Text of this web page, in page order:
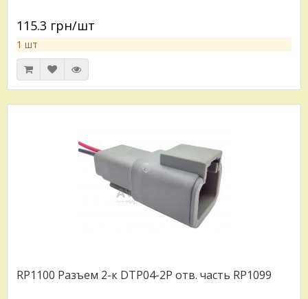
115.3 грн/шт
1 шт
RP1100 Разъем 2-к DTP04-2P отв. часть RP1099